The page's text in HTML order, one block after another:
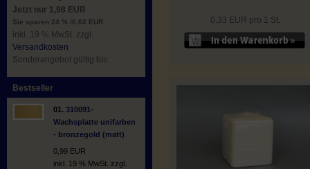
Jetzt nur 1,98 EUR
Sie sparen 24 % /0,62 EUR
inkl. 19 % MwSt. zzgl.
Versandkosten
Sonderangebot gültig bis:
Bestseller
01. 310091-
Wachsplatte unifarben
- bronzegold (matt)
0,99 EUR
inkl. 19 % MwSt. zzgl.
0,33 EUR pro 1 St.